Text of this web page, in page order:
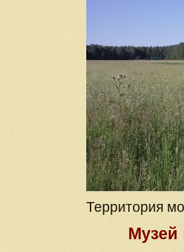
Территория